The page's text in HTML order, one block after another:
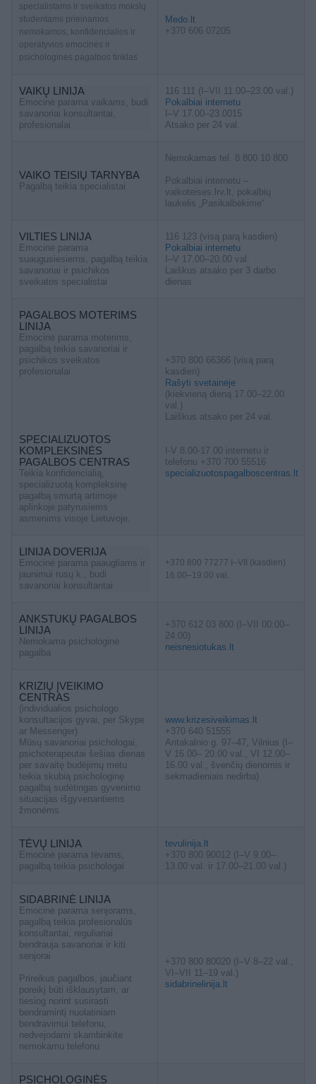
specialistams ir sveikatos mokslų
studentams prieinamos
nemokamos, konfidencialios ir
operatyvios emocinės ir
psichologinės pagalbos tinklas
Medo.lt
+370 606 07205
VAIKŲ LINIJA
Emocinė parama vaikams, budi
savanoriai konsultantai,
profesionalai
116 111 (I–VII 11.00–23.00 val.)
Pokalbiai internetu
I–V 17.00–23.0015
Atsako per 24 val.
VAIKO TEISIŲ TARNYBA
Pagalbą teikia specialistai
Nemokamas tel. 8 800 10 800
Pokalbiai internetu –
vaikoteises.lrv.lt, pokalbių
laukelis „Pasikalbėkime“
VILTIES LINIJA
Emocinė parama
suaugusiesiems, pagalbą teikia
savanoriai ir psichikos
sveikatos specialistai
116 123 (visą parą kasdien)
Pokalbiai internetu
I–V 17.00–20.00 val.
Laiškus atsako per 3 darbo
dienas
PAGALBOS MOTERIMS
LINIJA
Emocinė parama moterims,
pagalbą teikia savanoriai ir
psichikos sveikatos
profesionalai
SPECIALIZUOTOS
KOMPLEKSINĖS
PAGALBOS CENTRAS
Teikia konfidencialią,
specializuotą kompleksinę
pagalbą smurtą artimoje
aplinkoje patyrusiems
asmenims visoje Lietuvoje.
+370 800 66366 (visą parą
kasdien)
Rašyti svetainėje
(kiekvieną dieną 17.00–22.00
val.)
Laiškus atsako per 24 val.
I-V 8.00-17.00 internetu ir
telefonu +370 700 55516
specializuotospagalboscentras.lt
LINIJA DOVERIJA
Emocinė parama paaugliams ir
jaunimui rusų k., budi
savanoriai konsultantai
+370 800 77277 I–VII (kasdien)
16.00–19.00 val.
ANKSTUKŲ PAGALBOS
LINIJA
Nemokama psichologinė
pagalba
+370 612 03 800 (I–VII 00:00–
24:00)
neisnesiotukas.lt
KRIZIŲ ĮVEIKIMO
CENTRAS
(individualios psichologo
konsultacijos gyvai, per Skype
ar Messenger)
Mūsų savanoriai psichologai,
psichoterapeutai šešias dienas
per savaitę budėjimų metu
teikia skubią psichologinę
pagalbą sudėtingas gyvenimo
situacijas išgyvenantiems
žmonėms
www.krizesiveikimas.lt
+370 640 51555
Antakalnio g. 97–47, Vilnius (I–
V 16.00– 20.00 val., VI 12.00–
16.00 val., švenčių dienomis ir
sekmadieniais nedirba)
TĖVŲ LINIJA
Emocinė parama tėvams,
pagalbą teikia psichologai
tevulinija.lt
+370 800 90012 (I–V 9.00–
13.00 val. ir 17.00–21.00 val.)
SIDABRINĖ LINIJA
Emocinė parama senjorams,
pagalbą teikia profesionalūs
konsultantai, reguliariai
bendrauja savanoriai ir kiti
senjorai
Prireikus pagalbos, jaučiant
poreikį būti išklausytam, ar
tiesiog norint susirasti
bendramintį nuolatiniam
bendravimui telefonu,
nedvejodami skambinkite
nemokamu telefonu
+370 800 80020 (I–V 8–22 val.,
VI–VII 11–19 val.)
sidabrinelinija.lt
PSICHOLOGINĖS